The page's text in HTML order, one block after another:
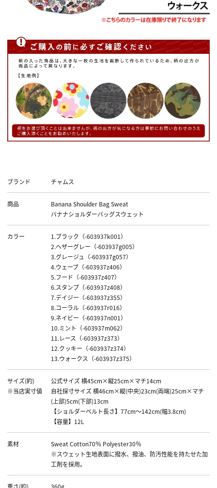
ブランド
チャムス
商品
Banana Shoulder Bag Sweat
バナナショルダーバッグスウェット
カラー
1.ブラック（-603937k001）
2.ヘザーグレー（-603937g005）
3.グレージュ（-603937g057）
4.ウェーブ（-603937z406）
5.フード（-603937z407）
6.スタンプ（-603937z408）
7.デイジー（-603937z355）
8.コーラル（-603937r016）
9.ネイビー（-603937n001）
10.ミント（-603937m062）
11.レース（-603937z373）
12.クッキー（-603937z374）
13.ウォークス（-603937z375）
サイズ(約)
※当店実寸値
公式サイズ 横45cm×縦25cm×マチ14cm
自社採寸サイズ 横46cm×縦(中央)23cm(両端)25cm×マチ
(上部)5cm(下部)13cm
【ショルダーベルト長さ】77cm～142cm(幅3.8cm)
【容量】12L
素材
Sweat Cotton70％ Polyester30％
※スウェット生地表面に撥水、撥油、防汚性能を持たせた加
工剤を採用。
重さ(約) 360g